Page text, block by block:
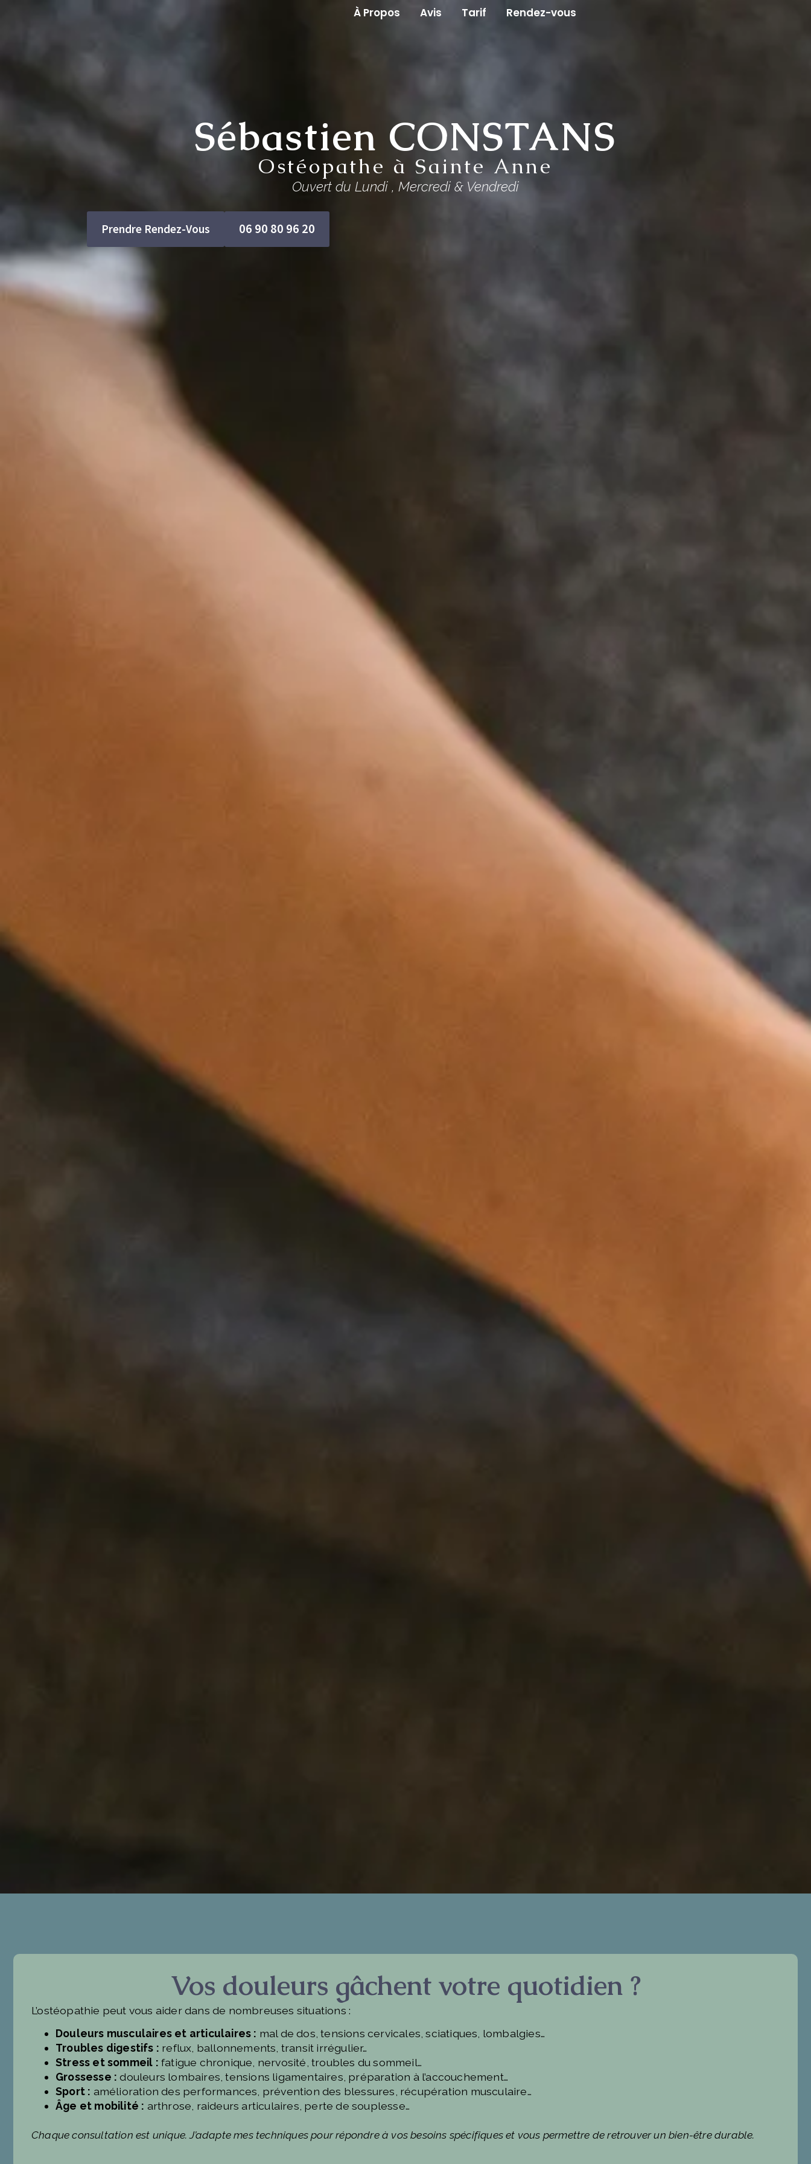
À Propos Avis Tarif Rendez-vous
Sébastien CONSTANS
Ostéopathe à Sainte Anne
Ouvert du Lundi , Mercredi & Vendredi
Prendre Rendez-Vous 06 90 80 96 20
Vos douleurs gâchent votre quotidien ?
L’ostéopathie peut vous aider dans de nombreuses situations :
Douleurs musculaires et articulaires : mal de dos, tensions cervicales, sciatiques, lombalgies…
Troubles digestifs : reflux, ballonnements, transit irrégulier…
Stress et sommeil : fatigue chronique, nervosité, troubles du sommeil…
Grossesse : douleurs lombaires, tensions ligamentaires, préparation à l’accouchement…
Sport : amélioration des performances, prévention des blessures, récupération musculaire…
Âge et mobilité : arthrose, raideurs articulaires, perte de souplesse…
Chaque consultation est unique. J’adapte mes techniques pour répondre à vos besoins spécifiques et vous permettre de retrouver un bien-être durable.